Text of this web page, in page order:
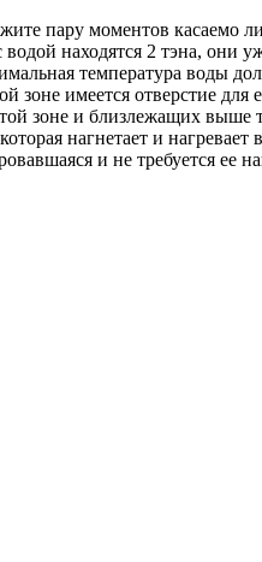
пару моментов касаемо
водой находятся 2 тэна,
температура воды
зоне имеется отверстие
зоне и близлежащих
нагнетает и
и не требуется ее